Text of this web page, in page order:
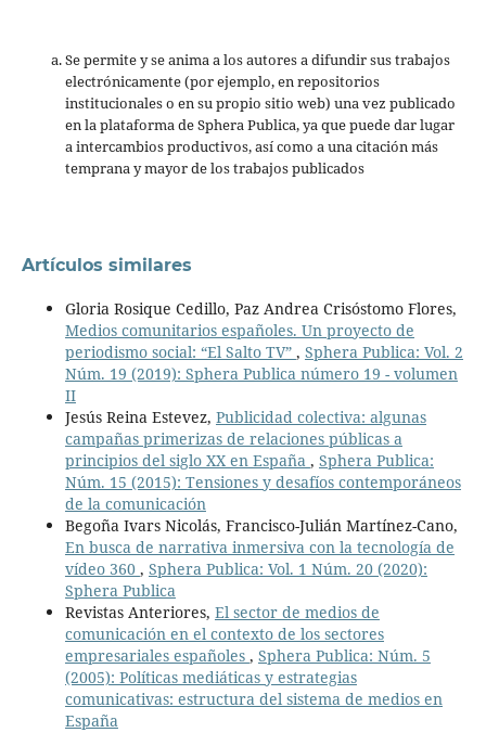
Se permite y se anima a los autores a difundir sus trabajos
electrónicamente (por ejemplo, en repositorios
institucionales o en su propio sitio web) una vez publicado
en la plataforma de Sphera Publica, ya que puede dar lugar
a intercambios productivos, así como a una citación más
temprana y mayor de los trabajos publicados
Artículos similares
Gloria Rosique Cedillo, Paz Andrea Crisóstomo Flores,
Medios comunitarios españoles. Un proyecto de
periodismo social: “El Salto TV” , Sphera Publica: Vol. 2
Núm. 19 (2019): Sphera Publica número 19 - volumen
II
Jesús Reina Estevez, Publicidad colectiva: algunas
campañas primerizas de relaciones públicas a
principios del siglo XX en España , Sphera Publica:
Núm. 15 (2015): Tensiones y desafíos contemporáneos
de la comunicación
Begoña Ivars Nicolás, Francisco-Julián Martínez-Cano,
En busca de narrativa inmersiva con la tecnología de
vídeo 360 , Sphera Publica: Vol. 1 Núm. 20 (2020):
Sphera Publica
Revistas Anteriores, El sector de medios de
comunicación en el contexto de los sectores
empresariales españoles , Sphera Publica: Núm. 5
(2005): Políticas mediáticas y estrategias
comunicativas: estructura del sistema de medios en
España